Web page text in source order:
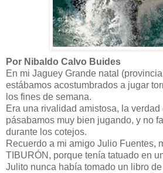
Por Nibaldo Calvo Buides
En mi Jaguey Grande natal
estábamos acostumbrados a jugar
los fines de semana.
Era una rivalidad amistosa, la verdad
pásabamos muy bien jugando, y no
durante los cotejos.
Recuerdo a mi amigo Julio Fuentes,
TIBURÓN, porque tenía tatuado en
Julito nunca había tomado un libro